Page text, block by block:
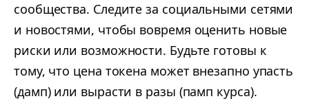
сообщества. Следите за социальными сетями
и новостями, чтобы вовремя оценить новые
риски или возможности. Будьте готовы к
тому, что цена токена может внезапно упасть
(дамп) или вырасти в разы (памп курса).